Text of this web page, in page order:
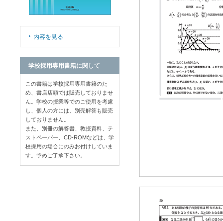
内容を見る
学校採用専用書籍に関して
この書籍は学校採用専用書籍のた
め、書店店頭では販売しておりませ
ん。学校の授業等でのご使用を考慮
し、個人の方には、別売解答も販売
しておりません。
また、別冊の解答書、教授資料、テ
ストペーパー、CD-ROMなどは、学
校採用の場合にのみお付けしていま
す。予めご了承下さい。